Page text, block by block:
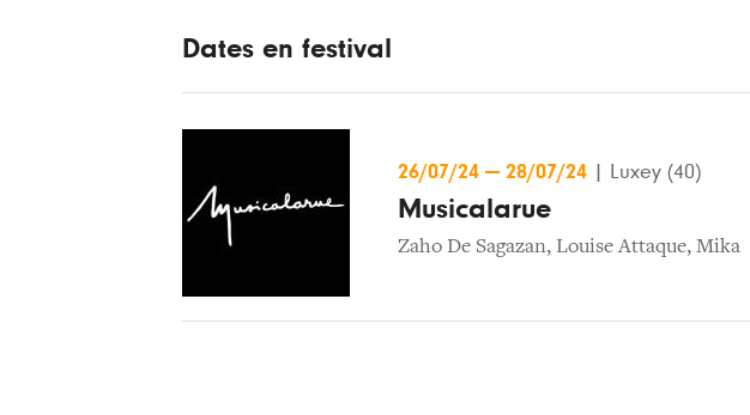
Dates en festival
26/07/24 — 28/07/24 Luxey (40)
Musicalarue
Zaho De Sagazan, Louise Attaque, Mika